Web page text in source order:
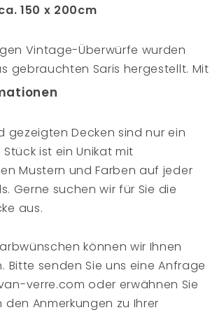
150 x 200cm
Vintage-Überwürfe wurden
gebrauchten Saris hergestellt. Mit
Handarbeit, viel Geduld und
Stoffe zu einer prächtigen
zusammengenäht werden. Eine
weiterzugeben. Die Überwürfe
Farbstoffen aus Rinde,
gefärbt. Sie werden von
verschiedener Techniken, die
und inspirierender machen.
Ihr Bett oder legen Sie diese
Geschichte auf Ihr Sofa und
in Ihrem Haus gemütlich.
gezeigten Decken sind nur ein
ist ein Unikat mit
Mustern und Farben auf jeder
Gerne suchen wir für Sie die
aus.
können wir Ihnen
Bitte senden Sie uns eine Anfrage
verre.com oder erwähnen Sie
den Anmerkungen zu Ihrer